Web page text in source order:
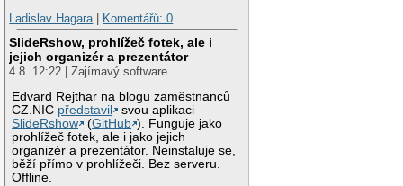
Ladislav Hagara| Komentářů: 0
SlideRshow, prohlížeč fotek, ale i
jejich organizér a prezentátor
4.8. 12:22 | Zajímavý software
Edvard Rejthar na blogu zaměstnanců
CZ.NIC představil
svou aplikaci
SlideRshow
(GitHub ). Funguje jako
prohlížeč fotek, ale i jako jejich
organizér a prezentátor. Neinstaluje se,
běží přímo v prohlížeči. Bez serveru.
Offline.